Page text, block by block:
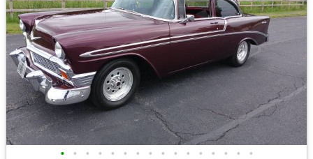
• • • • • • • • • • • • • • • •